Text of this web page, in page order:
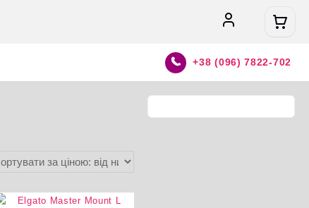
+38 (096) 7822-702